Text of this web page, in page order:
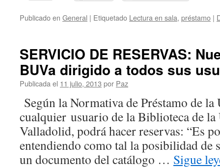
Publicado en General | Etiquetado Lectura en sala, préstamo |
SERVICIO DE RESERVAS:
BUVa dirigido a todos sus
Publicada el 11 julio, 2013 por Paz
Según la Normativa de Préstamo de
cualquier usuario de la Biblioteca de la
Valladolid, podrá hacer reservas: “Es
entendiendo como tal la posibilidad de
un documento del catálogo … Sigue